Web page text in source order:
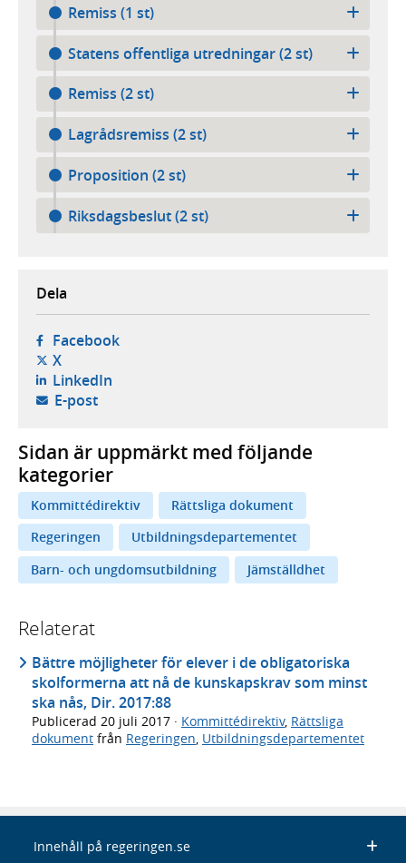
Remiss (1 st)
Statens offentliga utredningar (2 st)
Remiss (2 st)
Lagrådsremiss (2 st)
Proposition (2 st)
Riksdagsbeslut (2 st)
Dela
Facebook- öppnas i ny flik, extern webbplats,
X- öppnas i ny flik, extern webbplats,
LinkedIn- öppnas i ny flik, extern webbplats,
E-post- öppnar din e-postklient,
Sidan är uppmärkt med följande
kategorier
Kommittédirektiv
Rättsliga dokument
Regeringen
Utbildningsdepartementet
Barn- och ungdomsutbildning
Jämställdhet
Relaterat
Bättre möjligheter för elever i de obligatoriska
skolformerna att nå de kunskapskrav som minst
ska nås, Dir. 2017:88
Publicerad 20 juli 2017 · Kommittédirektiv, Rättsliga
dokument från Regeringen, Utbildningsdepartementet
Innehåll på regeringen.se